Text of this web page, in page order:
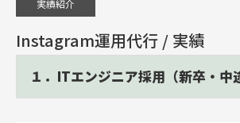
実績紹介
Instagram運用代行 / 実績
１．ITエンジニア採用（新卒・中